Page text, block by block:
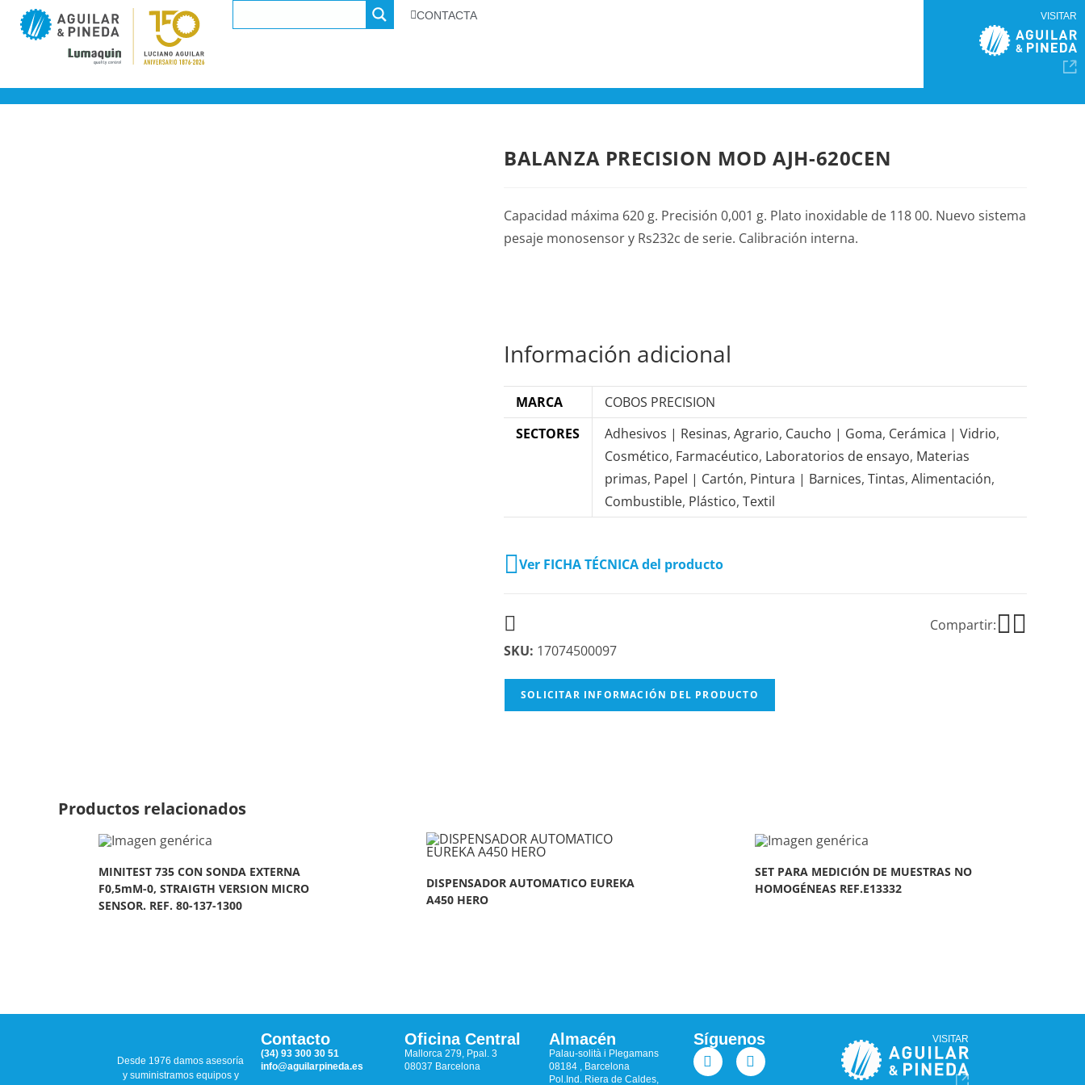
CONTACTA VISITAR
BALANZA PRECISION MOD AJH-620CEN
Capacidad máxima 620 g. Precisión 0,001 g. Plato inoxidable de 118 00. Nuevo sistema
pesaje monosensor y Rs232c de serie. Calibración interna.
Información adicional
MARCA
COBOS PRECISION
SECTORES
Adhesivos | Resinas, Agrario, Caucho | Goma, Cerámica | Vidrio,
Cosmético, Farmacéutico, Laboratorios de ensayo, Materias
primas, Papel | Cartón, Pintura | Barnices, Tintas, Alimentación,
Combustible, Plástico, Textil
Ver FICHA TÉCNICA del producto
Compartir:
SKU: 17074500097
SOLICITAR INFORMACIÓN DEL PRODUCTO
Productos relacionados
MINITEST 735 CON SONDA EXTERNA
F0,5mM-0, STRAIGTH VERSION MICRO
SENSOR. REF. 80-137-1300
DISPENSADOR AUTOMATICO EUREKA
A450 HERO
SET PARA MEDICIÓN DE MUESTRAS NO
HOMOGÉNEAS REF.E13332
Desde 1976 damos asesoría
y suministramos equipos y
Contacto
(34) 93 300 30 51
info@aguilarpineda.es
Oficina Central
Mallorca 279, Ppal. 3
08037 Barcelona
Almacén
Palau-solità i Plegamans
08184 , Barcelona
Pol.Ind. Riera de Caldes,
Síguenos VISITAR